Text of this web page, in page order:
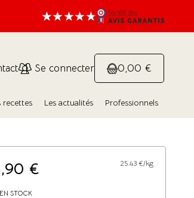
Se connecter 0,00 €
recettes Les actualités Professionnels
€ 25.43 €/kg
EN STOCK